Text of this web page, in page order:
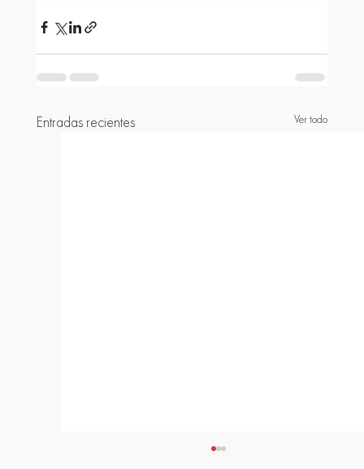
Entradas recientes Ver todo